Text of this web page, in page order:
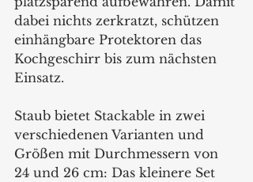
dabei nichts zerkratzt, schützen
einhängbare Protektoren das
Kochgeschirr bis zum nächsten
Einsatz.
Staub bietet Stackable in zwei
verschiedenen Varianten und
Größen mit Durchmessern von
24 und 26 cm: Das kleinere Set